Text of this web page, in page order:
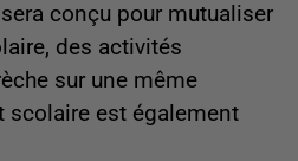
conçu pour mutualiser
des activités
sur une même
scolaire est également